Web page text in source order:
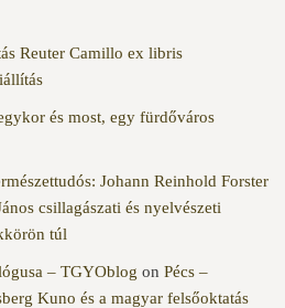
Reuter Camillo ex libris
és most, egy fürdőváros
Johann Reinhold Forster
csillagászati és nyelvészeti
túl
– TGYOblog on Pécs –
Kuno és a magyar felsőoktatás